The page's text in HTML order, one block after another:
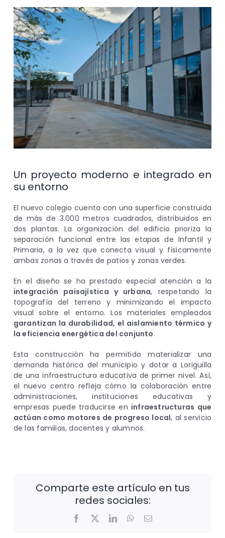
Un proyecto moderno e integrado en
su entorno
El nuevo colegio cuenta con una superficie construida
de más de 3.000 metros cuadrados, distribuidos en
dos plantas. La organización del edificio prioriza la
separación funcional entre las etapas de Infantil y
Primaria, a la vez que conecta visual y físicamente
ambas zonas a través de patios y zonas verdes.
En el diseño se ha prestado especial atención a la
integración paisajística y urbana, respetando la
topografía del terreno y minimizando el impacto
visual sobre el entorno. Los materiales empleados
garantizan la durabilidad, el aislamiento térmico y
la eficiencia energética del conjunto.
Esta construcción ha permitido materializar una
demanda histórica del municipio y dotar a Loriguilla
de una infraestructura educativa de primer nivel. Así,
el nuevo centro refleja cómo la colaboración entre
administraciones, instituciones educativas y
empresas puede traducirse en infraestructuras que
actúan como motores de progreso local, al servicio
de las familias, docentes y alumnos.
Comparte este artículo en tus
redes sociales:
Facebook
X LinkedInWhatsApp
Correo